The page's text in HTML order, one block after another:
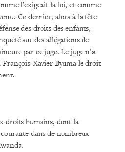
l’exigeait la loi, et comme
Ce dernier, alors à la tête
des droits des enfants,
sur des allégations de
par ce juge. Le juge n’a
François-Xavier Byuma le droit
droits humains, dont la
dans de nombreux